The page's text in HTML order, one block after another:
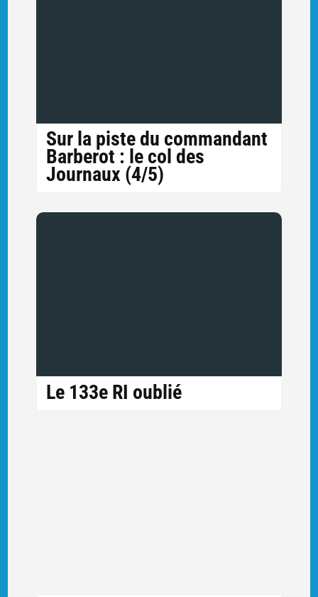
Sur la piste du commandant
Barberot : le col des
Journaux (4/5)
Le 133e RI oublié